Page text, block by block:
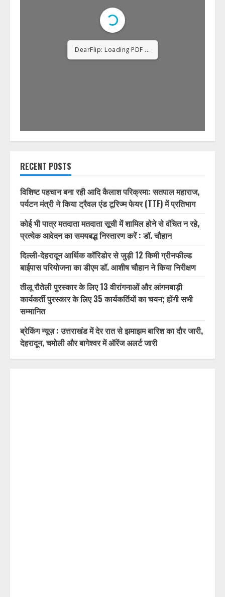
DearFlip: Loading PDF
12% ...
RECENT POSTS
विशिष्ट पहचान बना रही आदि कैलाश परिक्रमा: सतपाल महाराज,
पर्यटन मंत्री ने किया ट्रैवल एंड टूरिज्म फेयर (TTF) में प्रतिभाग
कोई भी पात्र मतदाता मतदाता सूची में शामिल होने से वंचित न रहे,
प्रत्येक आवेदन का समयबद्ध निस्तारण करें : डॉ. चौहान
दिल्ली-देहरादून आर्थिक कॉरिडोर से जुड़ी 12 किमी ग्रीनफील्ड
बाईपास परियोजना का डीएम डॉ. आशीष चौहान ने किया निरीक्षण
तीलू रौतेली पुरस्कार के लिए 13 वीरांगनाओं और आंगनबाड़ी
कार्यकर्ती पुरस्कार के लिए 35 कार्यकर्तियों का चयन; होंगी सभी
सम्मानित
ब्रेकिंग न्यूज़ : उत्तराखंड में देर रात से झमाझम बारिश का दौर जारी,
देहरादून, चमोली और बागेश्वर में ऑरेंज अलर्ट जारी